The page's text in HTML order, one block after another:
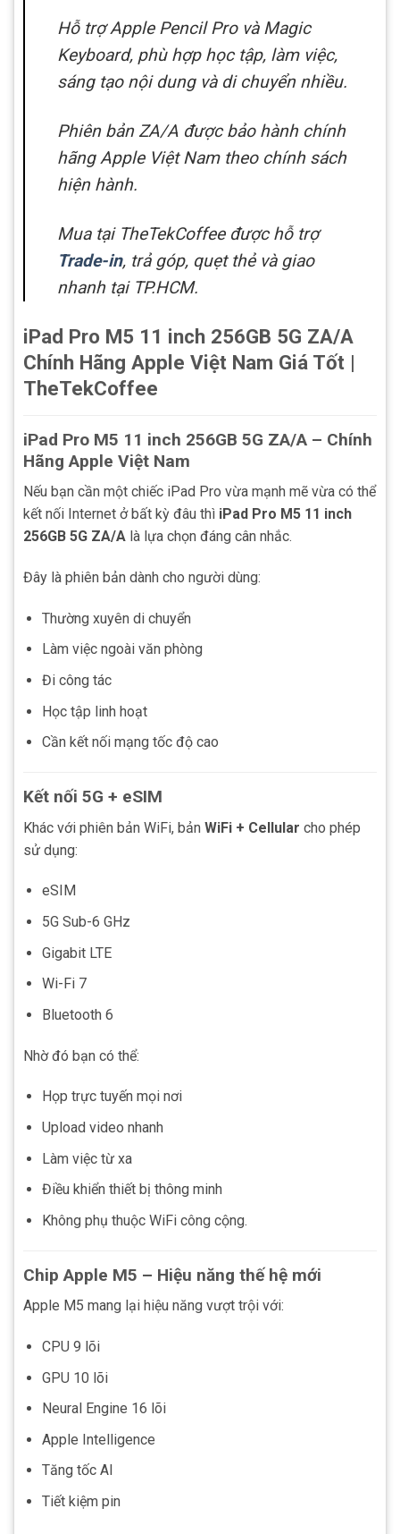
Hỗ trợ Apple Pencil Pro và Magic
Keyboard, phù hợp học tập, làm việc,
sáng tạo nội dung và di chuyển nhiều.
Phiên bản ZA/A được bảo hành chính
hãng Apple Việt Nam theo chính sách
hiện hành.
Mua tại TheTekCoffee được hỗ trợ
Trade-in, trả góp, quẹt thẻ và giao
nhanh tại TP.HCM.
iPad Pro M5 11 inch 256GB 5G ZA/A
Chính Hãng Apple Việt Nam Giá Tốt |
TheTekCoffee
iPad Pro M5 11 inch 256GB 5G ZA/A – Chính
Hãng Apple Việt Nam
Nếu bạn cần một chiếc iPad Pro vừa mạnh mẽ vừa có thể
kết nối Internet ở bất kỳ đâu thì iPad Pro M5 11 inch
256GB 5G ZA/A là lựa chọn đáng cân nhắc.
Đây là phiên bản dành cho người dùng:
Thường xuyên di chuyển
Làm việc ngoài văn phòng
Đi công tác
Học tập linh hoạt
Cần kết nối mạng tốc độ cao
Kết nối 5G + eSIM
Khác với phiên bản WiFi, bản WiFi + Cellular cho phép
sử dụng:
eSIM
5G Sub-6 GHz
Gigabit LTE
Wi-Fi 7
Bluetooth 6
Nhờ đó bạn có thể:
Họp trực tuyến mọi nơi
Upload video nhanh
Làm việc từ xa
Điều khiển thiết bị thông minh
Không phụ thuộc WiFi công cộng.
Chip Apple M5 – Hiệu năng thế hệ mới
Apple M5 mang lại hiệu năng vượt trội với:
CPU 9 lõi
GPU 10 lõi
Neural Engine 16 lõi
Apple Intelligence
Tăng tốc AI
Tiết kiệm pin